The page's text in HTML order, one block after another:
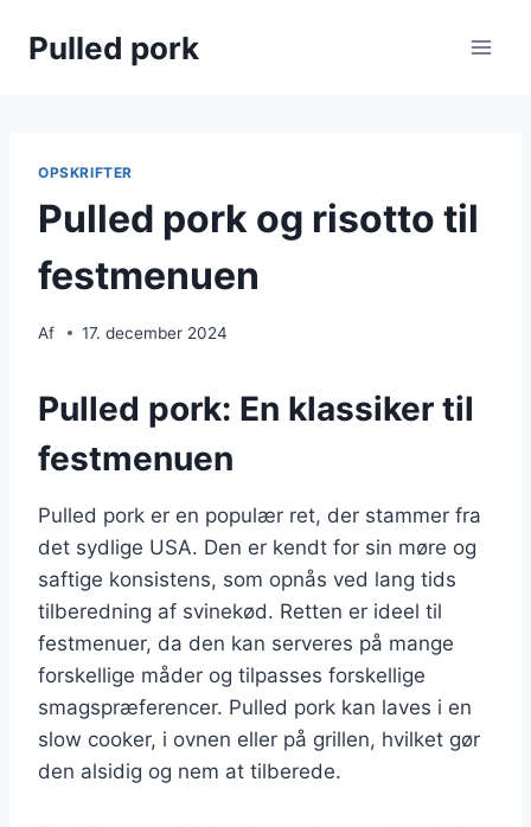
Pulled pork
OPSKRIFTER
Pulled pork og risotto til
festmenuen
Af 17. december 2024
Pulled pork: En klassiker til
festmenuen
Pulled pork er en populær ret, der stammer fra
det sydlige USA. Den er kendt for sin møre og
saftige konsistens, som opnås ved lang tids
tilberedning af svinekød. Retten er ideel til
festmenuer, da den kan serveres på mange
forskellige måder og tilpasses forskellige
smagspræferencer. Pulled pork kan laves i en
slow cooker, i ovnen eller på grillen, hvilket gør
den alsidig og nem at tilberede.